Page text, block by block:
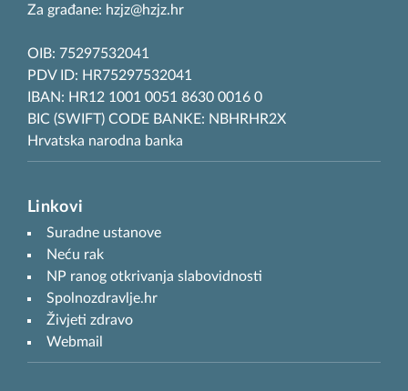
Za građane: hzjz@hzjz.hr
OIB: 75297532041
PDV ID: HR75297532041
IBAN: HR12 1001 0051 8630 0016 0
BIC (SWIFT) CODE BANKE: NBHRHR2X
Hrvatska narodna banka
Linkovi
Suradne ustanove
Neću rak
NP ranog otkrivanja slabovidnosti
Spolnozdravlje.hr
Živjeti zdravo
Webmail